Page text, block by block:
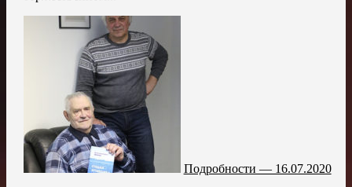
Подробности — 16.07.2020